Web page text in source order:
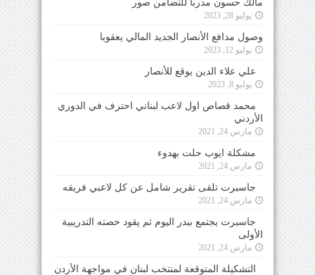
مالك حسون مدرباً للتضامن صور
يوليو 28, 2023
وصول مدافع الأنصار الجديد المالي يعقوبا
يوليو 12, 2023
علي علاء الدين يوقع للأنصار
يوليو 8, 2023
محمد قصاص اول لاعب لبناني احترف في الدوري
الأردني
مارس 24, 2021
مشكلة ايوب حلت بهدوء
مارس 24, 2021
جاسبرت تلقى تقرير شامل عن كل لاعبي فريقه
مارس 24, 2021
جاسبرت يجتمع ببدر اليوم ثم يقود حصته التدريبية
الأولى
مارس 24, 2021
التشكيلة المتوقعة لمنتخب لبنان في مواجهة الأردن